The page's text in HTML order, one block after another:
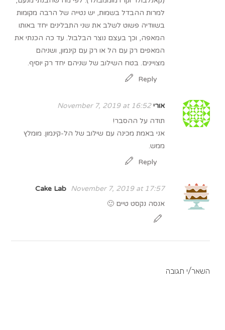
למרות ההבדל בשמות, יש נטייה של הרבה מקומות
בשוודיה פשוט לשלב את שני התבלינים יחד באותו
המאפה, וכך בעצם נוצר הבלבול. עד כה הכנתי את
המאפים רק עם הל או רק עם קינמון, ושניהם
מצויינים. בטח השילוב של שניהם יחד רק יוסיף.
Reply
אורי November 7, 2019 at 16:52
תודה על ההסבר!
אני באמת מכינה עם שילוב של הל-קינמון. מומלץ
ממש.
Reply
Cake Lab
November 7, 2019 at 17:57
אנסה נקסט טיים 🙂
השאר/י תגובה